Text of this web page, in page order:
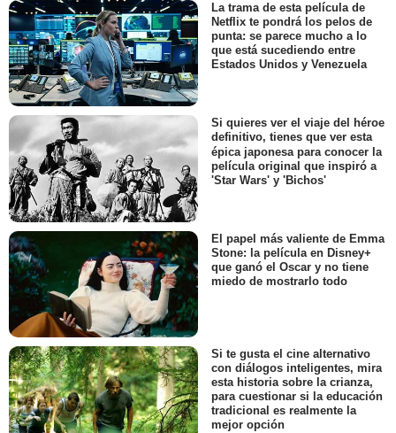
La trama de esta película de
Netflix te pondrá los pelos de
punta: se parece mucho a lo
que está sucediendo entre
Estados Unidos y Venezuela
Si quieres ver el viaje del héroe
definitivo, tienes que ver esta
épica japonesa para conocer la
película original que inspiró a
'Star Wars' y 'Bichos'
El papel más valiente de Emma
Stone: la película en Disney+
que ganó el Oscar y no tiene
miedo de mostrarlo todo
Si te gusta el cine alternativo
con diálogos inteligentes, mira
esta historia sobre la crianza,
para cuestionar si la educación
tradicional es realmente la
mejor opción